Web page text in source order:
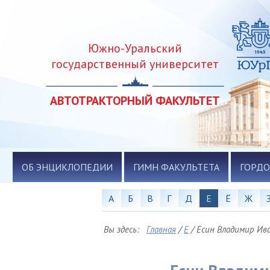
Южно-Уральский
государственный университет
АВТОТРАКТОРНЫЙ ФАКУЛЬТЕТ
ОБ ЭНЦИКЛОПЕДИИ ГИМН ФАКУЛЬТЕТА
А Б В Г Д Е Ё Ж З
Вы здесь: Главная / Е / Есин Владимир